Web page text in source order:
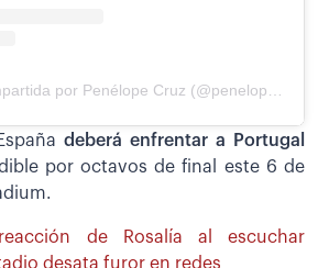
deberá enfrentar a Portugal
por octavos de final este 6 de
de Rosalía al escuchar
desata furor en redes